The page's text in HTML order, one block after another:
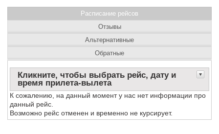
Расписание рейсов
Кликните, чтобы выбрать рейс, дату и
время прилета-вылета
К сожалению, на данный момент у нас нет информации про
данный рейс.
Возможно рейс отменен и временно не курсирует.
Отзывы
Альтернативные
Обратные